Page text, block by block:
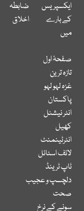
ایکسپریس
کے بارے
میں
ضابطہ
اخلاق
صفحۂ اول
تازہ ترین
غزہ لہو لہو
پاکستان
انٹر نیشنل
کھیل
انٹرٹینمنٹ
لائف اسٹائل
ٹاپ ٹرینڈ
دلچسپ و عجیب
صحت
سونے کے نرخ